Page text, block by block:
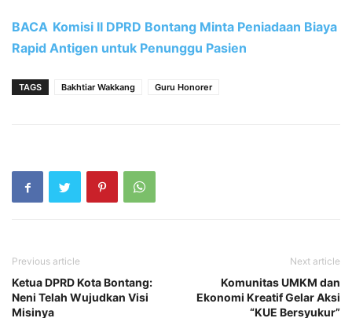
BACA Komisi II DPRD Bontang Minta Peniadaan Biaya
Rapid Antigen untuk Penunggu Pasien
TAGS Bakhtiar Wakkang Guru Honorer
Previous article
Ketua DPRD Kota Bontang:
Neni Telah Wujudkan Visi
Misinya
Next article
Komunitas UMKM dan
Ekonomi Kreatif Gelar Aksi
“KUE Bersyukur”